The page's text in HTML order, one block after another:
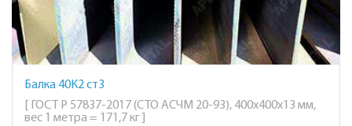
Балка 40К2 ст3
[ ГОСТ Р 57837-2017 (СТО АСЧМ 20-93), 400х400х13 мм,
вес 1 метра = 171,7 кг ]